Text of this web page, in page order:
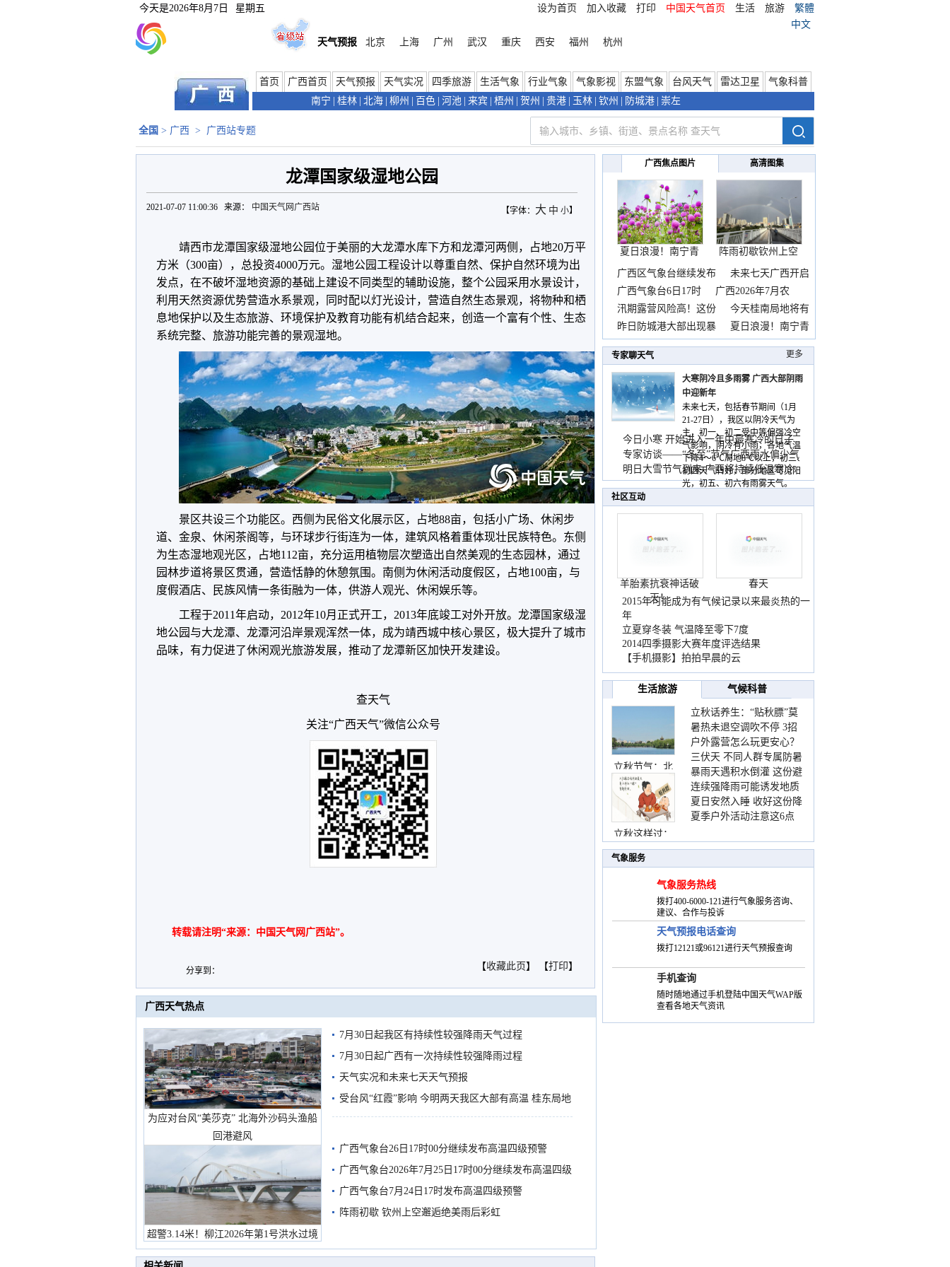
今天是2026年8月7日 星期五 设为首页 加入收藏 打印 中国天气首页 生活 旅游
繁體
中文
天气预报
北京 上海 广州 武汉 重庆 西安 福州 杭州
首页 广西首页 天气预报 天气实况 四季旅游 生活气象 行业气象 气象影视 东盟气象 台风天气 雷达卫星
气象科普
南宁
桂林 北海 柳州 百色 河池 来宾 梧州 贺州 贵港 玉林 钦州 防城港 崇左
全国 > 广西 > 广西站专题
龙潭国家级湿地公园
【字体： 大 中 小】
2021-07-07 11:00:36 来源： 中国天气网广西站
靖西市龙潭国家级湿地公园位于美丽的大龙潭水库下方和龙潭河两侧，占地20万平
方米（300亩），总投资4000万元。湿地公园工程设计以尊重自然、保护自然环境为出
发点，在不破坏湿地资源的基础上建设不同类型的辅助设施，整个公园采用水景设计，
利用天然资源优势营造水系景观，同时配以灯光设计，营造自然生态景观，将物种和栖
息地保护以及生态旅游、环境保护及教育功能有机结合起来，创造一个富有个性、生态
系统完整、旅游功能完善的景观湿地。
景区共设三个功能区。西侧为民俗文化展示区，占地88亩，包括小广场、休闲步
道、金泉、休闲茶阁等，与环球步行街连为一体，建筑风格着重体现壮民族特色。东侧
为生态湿地观光区，占地112亩，充分运用植物层次塑造出自然美观的生态园林，通过
园林步道将景区贯通，营造恬静的休憩氛围。南侧为休闲活动度假区，占地100亩，与
度假酒店、民族风情一条街融为一体，供游人观光、休闲娱乐等。
工程于2011年启动，2012年10月正式开工，2013年底竣工对外开放。龙潭国家级湿
地公园与大龙潭、龙潭河沿岸景观浑然一体，成为靖西城中核心景区，极大提升了城市
品味，有力促进了休闲观光旅游发展，推动了龙潭新区加快开发建设。
查天气
关注“广西天气”微信公众号
转载请注明“来源：中国天气网广西站”。
分享到： 【收藏此页 】 【打印】
广西天气热点
为应对台风“美莎克” 北海外沙码头渔船
回港避风
超警3.14米！柳江2026年第1号洪水过境
市民在堤岸见证汛况
7月30日起我区有持续性较强降雨天气过程
7月30日起广西有一次持续性较强降雨过程
天气实况和未来七天天气预报
受台风“红霞”影响 今明两天我区大部有高温 桂东局地
有较强降雨
广西气象台26日17时00分继续发布高温四级预警
广西气象台2026年7月25日17时00分继续发布高温四级
预警
广西气象台7月24日17时发布高温四级预警
阵雨初歇 钦州上空邂逅绝美雨后彩虹
广西焦点图片 高清图集
夏日浪漫！南宁青
秀山
阵雨初歇钦州上空
邂逅
广西区气象台继续发布
未来七天广西开启
晴热
广西气象台6日17时
广西2026年7月农
汛期露营风险高！这份
今天桂南局地将有
暴雨
昨日防城港大部出现暴
夏日浪漫！南宁青
秀山
专家聊天气 更多
大寒阴冷且多雨雾 广西大部阴雨
中迎新年
未来七天，包括春节期间（1月
21-27日），我区以阴冷天气为
主，初一、初二受中等偏强冷空
气影响，阴冷有小雨，各地气温
下降4～6℃局地8℃以上，初三、
初四天气转好，部分地区可见阳
光，初五、初六有雨雾天气。
今日小寒 开始进入一年中最寒冷的日子
专家访谈——“冬至”节气广西雨水偏少气
温低
明日大雪节气到来 广西将持续低温寒冷
天气
社区互动
羊胎素抗衰神话破
灭！
春天
2015年可能成为有气候记录以来最炎热的一
年
立夏穿冬装 气温降至零下7度
2014四季摄影大赛年度评选结果
【手机摄影】拍拍早晨的云
生活旅游 气候科普
立秋节气：北
立秋这样过：
立秋话养生：“贴秋膘”莫
着急 先清暑再防燥
暑热未退空调吹不停 3招
护住肩颈不酸痛
户外露营怎么玩更安心？
这份攻略请收好
三伏天 不同人群专属防暑
要点请收好
暴雨天遇积水倒灌 这份避
险提示请收好
连续强降雨可能诱发地质
灾害 这些前兆要知道
夏日安然入睡 收好这份降
温小贴士
夏季户外活动注意这6点
气象服务
气象服务热线
拨打400-6000-121进行气象服务咨询、
建议、合作与投诉
天气预报电话查询
拨打12121或96121进行天气预报查询
手机查询
随时随地通过手机登陆中国天气WAP版
查看各地天气资讯